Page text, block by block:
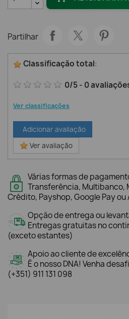
Partilhar
Classificação total:
0/5- 0
Ver classificações
Adicionar avaliação
Ver avaliação
Várias formas de
Transferência, Multibanco,
Crédito, Payshop, Google Pay ou
Opção de entrega ou
Entregas gratuitas no
(exceto estantes)
Apoio ao cliente de
É o nosso DNA! Venha
(+351) 911 131 098